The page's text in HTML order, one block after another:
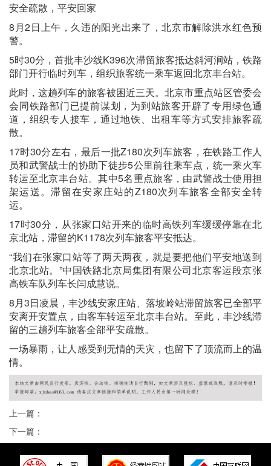
安全疏散，平安回家
8月2日上午，久违的阳光出来了，北京市解除洪水红色预
警。
5时30分，首批丰沙线K396次滞留旅客抵达斜河涧站，铁路
部门开行临时列车，组织旅客统一乘车返回北京丰台站。
此时，这趟列车的旅客被困近三天。北京市重点站区管委会
会同铁路部门已提前谋划，为到站旅客开辟了专用绿色通
道，组织专人接车，通过地铁、出租车等方式安排旅客疏
散。
17时30分左右，最后一批Z180次列车旅客，在铁路工作人
员和武警战士的协助下徒步5公里前往乘车点，统一乘火车
转运至北京丰台站。其中5名重点旅客，由武警战士使用担
架运送。滞留在安家庄站的Z180次列车旅客全部安全转
运。
17时30分，从张家口站开来的临时高铁列车缓缓停靠在北
京北站，滞留的K1178次列车旅客平安抵达。
“我们在张家口站等了两天两夜，就是要把他们平安地送到
北京北站。”中国铁路北京局集团有限公司北京客运段京张
高铁车队列车长闫成慧说。
8月3日凌晨，丰沙线安家庄站、落坡岭站滞留旅客已全部平
安离开安置点，由客车转运至北京丰台站。至此，丰沙线滞
留的三趟列车旅客全部平安疏散。
一场暴雨，让人感受到无情的天灾，也留下了顶流而上的温
情。
上一篇：
下一篇：